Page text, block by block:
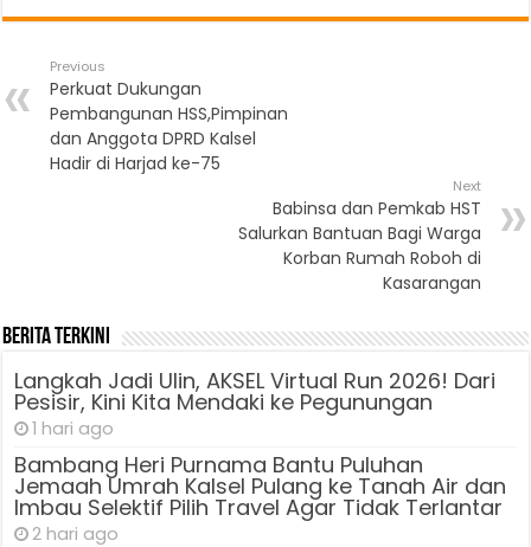
Previous
Perkuat Dukungan
Pembangunan HSS,Pimpinan
dan Anggota DPRD Kalsel
Hadir di Harjad ke-75
Next
Babinsa dan Pemkab HST
Salurkan Bantuan Bagi Warga
Korban Rumah Roboh di
Kasarangan
Berita Terkini
Langkah Jadi Ulin, AKSEL Virtual Run 2026! Dari
Pesisir, Kini Kita Mendaki ke Pegunungan
1 hari ago
Bambang Heri Purnama Bantu Puluhan
Jemaah Umrah Kalsel Pulang ke Tanah Air dan
Imbau Selektif Pilih Travel Agar Tidak Terlantar
2 hari ago